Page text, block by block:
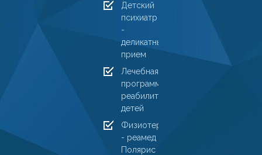
Детский
психиатр
-
деликатный
прием
Лечебная
программа
реабилитации
детей
Физиотерапия
- реамед
Полярис